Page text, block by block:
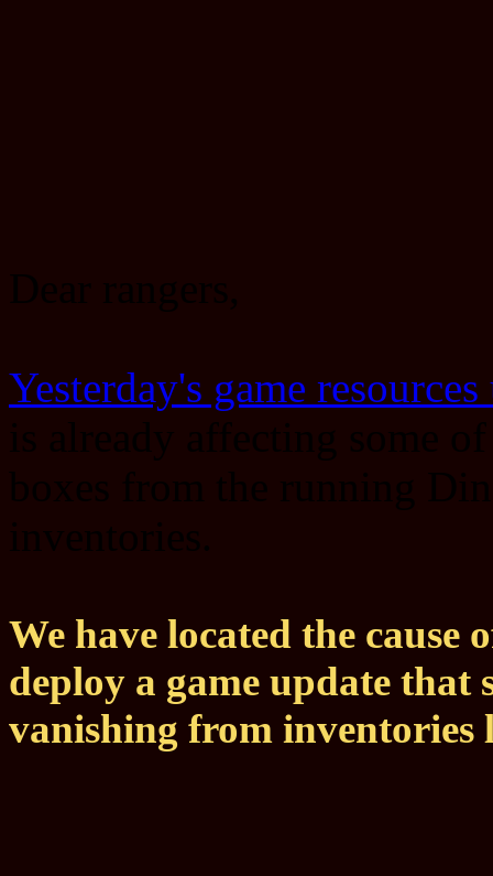
Yesterday's game resources
We have located the
deploy a game update that
vanishing from inventories